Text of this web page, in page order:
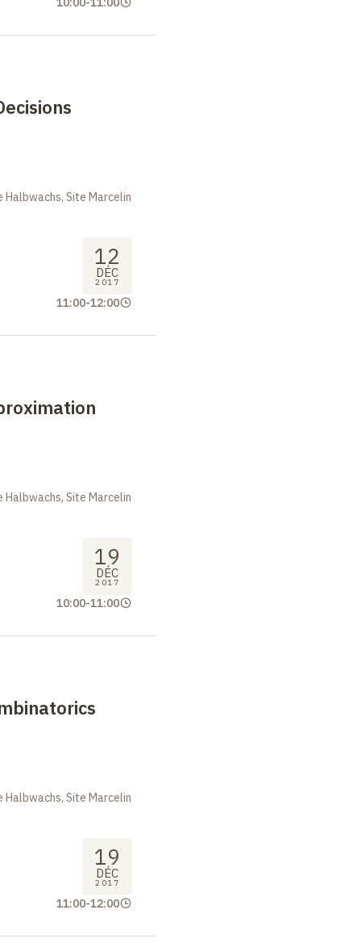
Site Marcelin
12
DÉC
2017
11:00-12:00
Site Marcelin
19
DÉC
2017
10:00-11:00
Site Marcelin
19
DÉC
2017
11:00-12:00